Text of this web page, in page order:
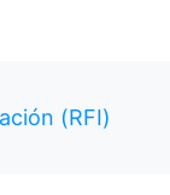
(RFI)